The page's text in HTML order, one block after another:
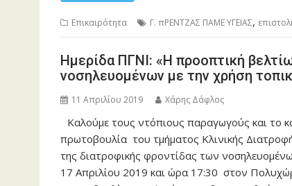
Επικαιρότητα Γ. πΡΕΝΤΖΑΣ ΠΑΜΕ ΥΓΕΙΑΣ,
Ημερίδα ΠΓΝΙ: «Η προοπτική
νοσηλευομένων με την χρήση
11 Απριλίου 2019 Χάρης Δάφλος
Καλούμε τους ντόπιους παραγωγούς και το
πρωτοβουλία του τμήματος Κλινικής
της διατροφικής φροντίδας των
17 Απριλίου 2019 και ώρα 17:30 στον